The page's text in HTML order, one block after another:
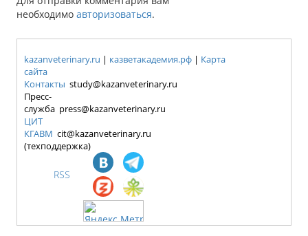
необходимо авторизоваться.
kazanveterinary.ru | казветакадемия.рф | Карта
сайта
Контакты study@kazanveterinary.ru
Пресс-
служба press@kazanveterinary.ru
ЦИТ
КГАВМ cit@kazanveterinary.ru
(техподдержка)
RSS